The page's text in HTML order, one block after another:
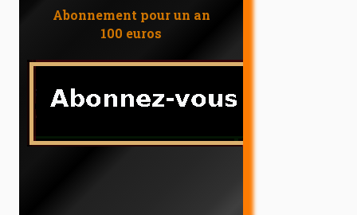
Abonnement pour un an
100 euros